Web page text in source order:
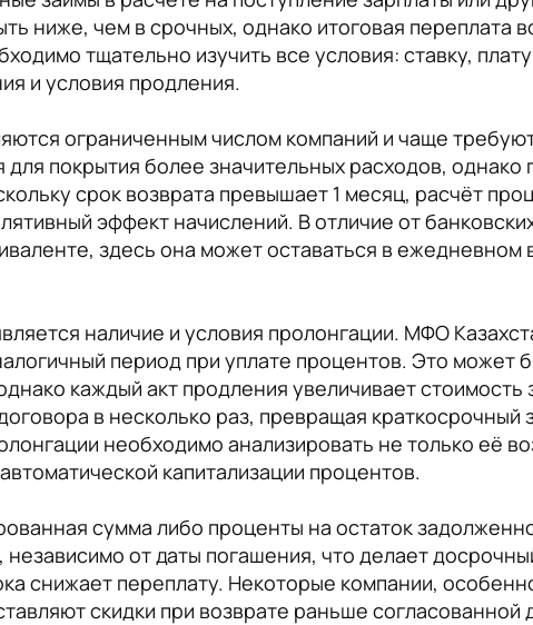
ниже, чем в срочных, однако итоговая переплата
тщательно изучить все условия: ставку, плату
и условия продления.
ограниченным числом компаний и чаще
покрытия более значительных расходов, однако
срок возврата превышает 1 месяц, расчёт
эффект начислений. В отличие от
здесь она может оставаться в ежедневном
наличие и условия пролонгации. МФО
период при уплате процентов. Это может
каждый акт продления увеличивает стоимость
в несколько раз, превращая краткосрочный
необходимо анализировать не только её
капитализации процентов.
сумма либо проценты на остаток
от даты погашения, что делает
снижает переплату. Некоторые компании,
скидки при возврате раньше согласованной